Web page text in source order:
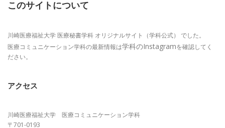
このサイトについて
川崎医療福祉大学 医療秘書学科 オリジナルサイト（学科公式） でした。
医療コミュニケーション学科の最新情報は学科のInstagramを確認してく
ださい。
アクセス
川崎医療福祉大学 医療コミュニケーション学科
〒701-0193